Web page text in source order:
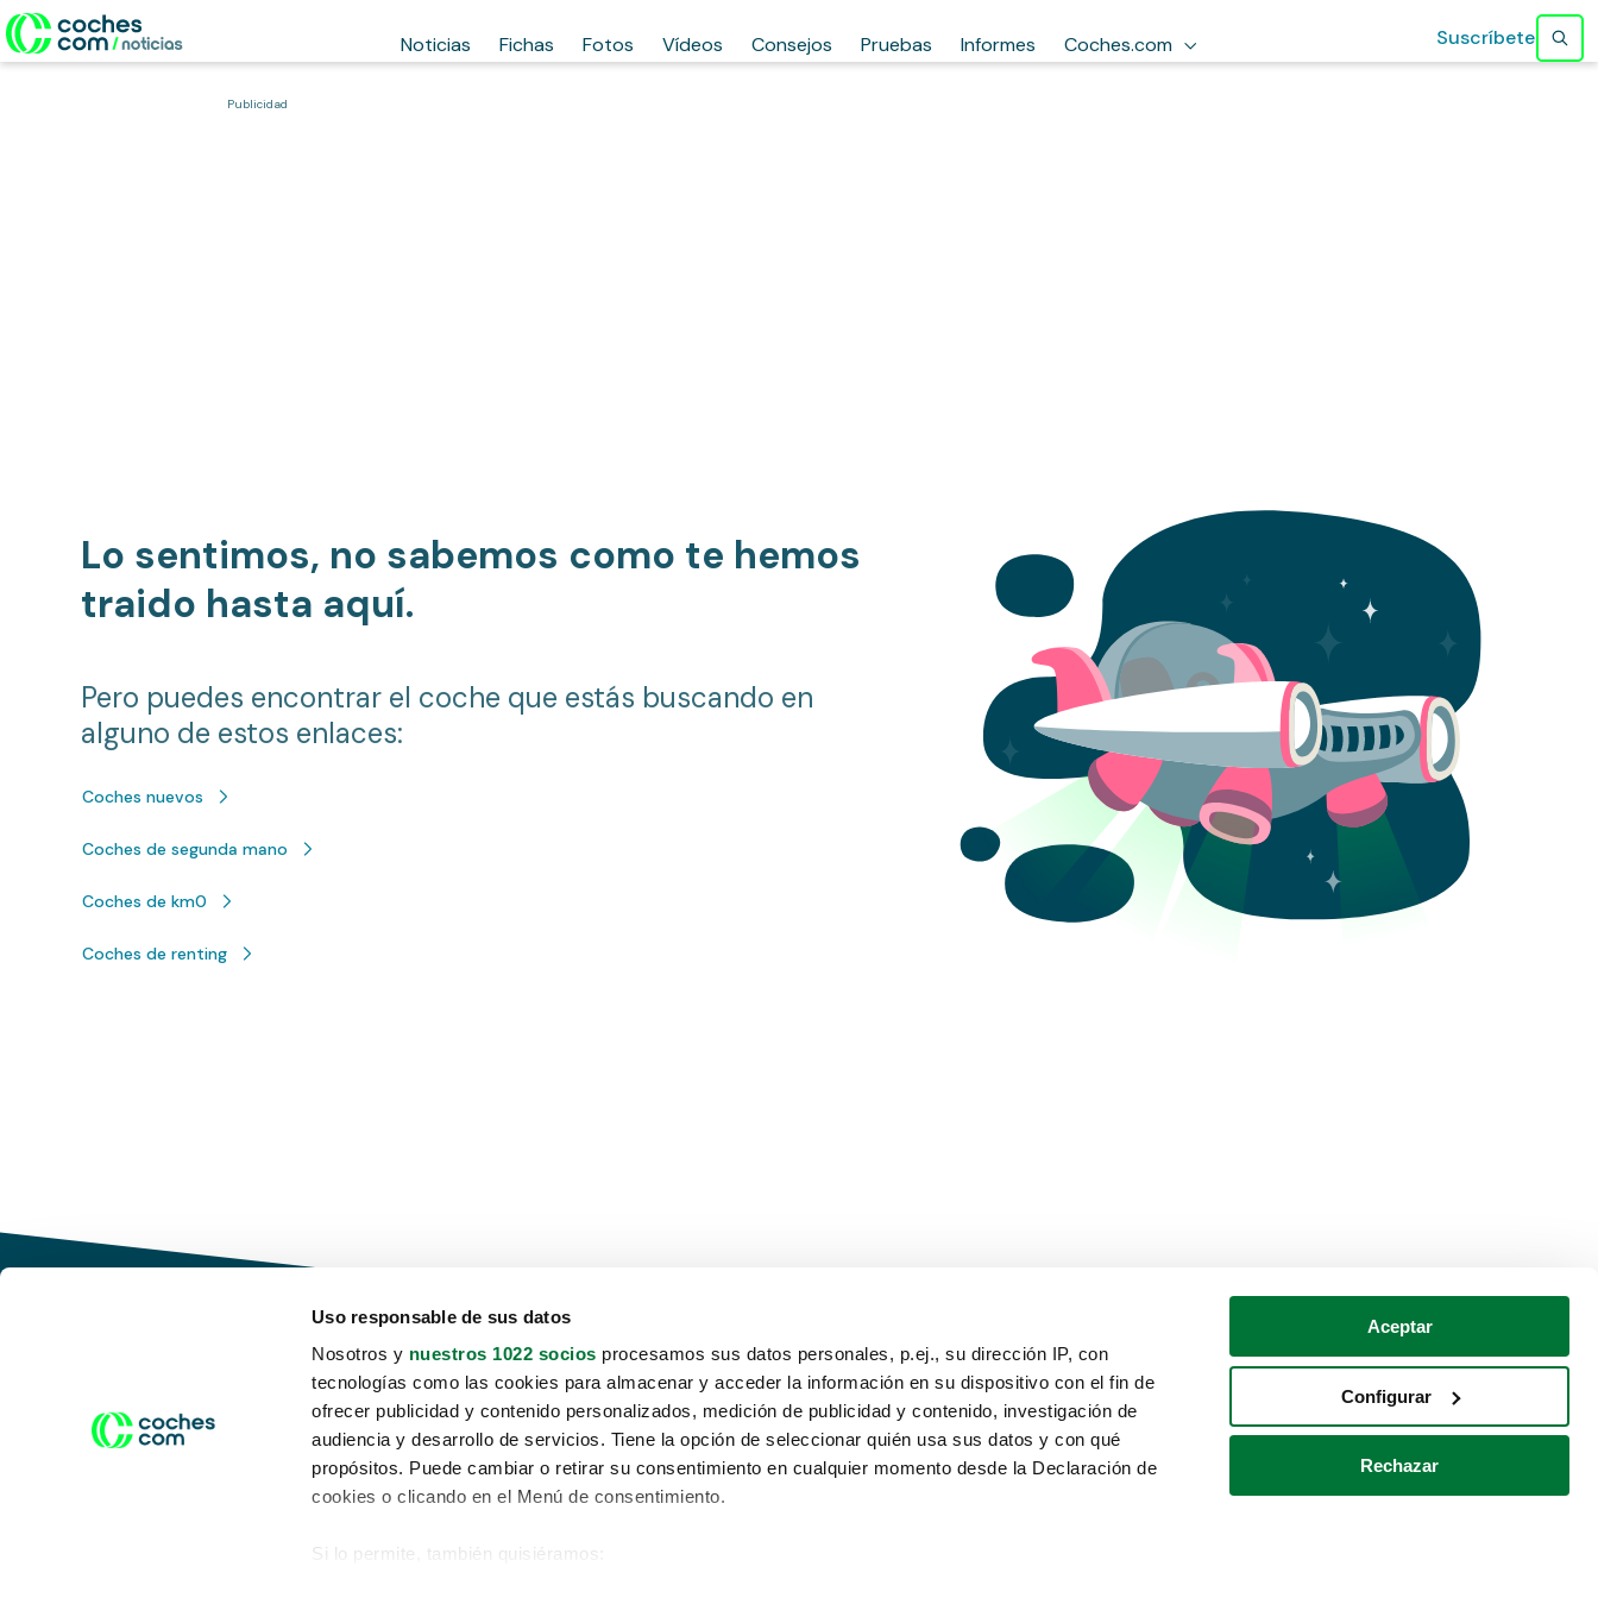
Uso responsable de sus datos
Nosotros y nuestros 1022 socios procesamos sus datos personales, p.ej., su dirección IP, con
tecnologías como las cookies para almacenar y acceder la información en su dispositivo con el fin de
ofrecer publicidad y contenido personalizados, medición de publicidad y contenido, investigación de
audiencia y desarrollo de servicios. Tiene la opción de seleccionar quién usa sus datos y con qué
propósitos. Puede cambiar o retirar su consentimiento en cualquier momento desde la Declaración de
cookies o clicando en el Menú de consentimiento.
Si lo permite, también quisiéramos:
Aceptar
Configurar
Rechazar
Noticias Fichas Fotos Vídeos Consejos Pruebas Informes Coches.com Suscríbete
Publicidad
Lo sentimos, no sabemos como te hemos
traido hasta aquí.
Pero puedes encontrar el coche que estás buscando en
alguno de estos enlaces:
Coches nuevos
Coches de segunda mano
Coches de km0
Coches de renting
Conduce tu futuro,
desata tu movilidad